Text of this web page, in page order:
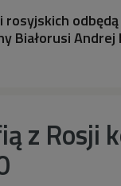
Białorusi Andrej
z Rosji